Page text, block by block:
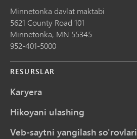
Minnetonka davlat maktabi
5621 County Road 101
Minnetonka, MN 55345
952-401-5000
RESURSLAR
Karyera
Hikoyani ulashing
Veb-saytni yangilash so'rovlari